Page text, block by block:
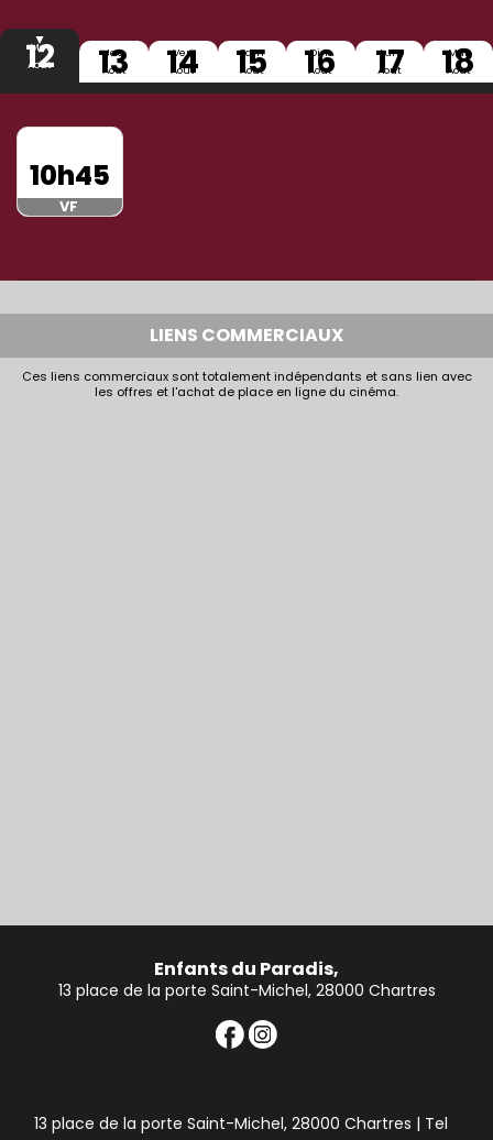
Mer
12
Aout
Jeu
13
Aout
Ven
14
Aout
Sam
15
Aout
Dim
16
Aout
Lun
17
Aout
Mar
18
Aout
10h45
VF
LIENS COMMERCIAUX
Ces liens commerciaux sont totalement indépendants et sans lien avec
les offres et l'achat de place en ligne du cinéma.
Enfants du Paradis,
13 place de la porte Saint-Michel, 28000 Chartres
13 place de la porte Saint-Michel, 28000 Chartres | Tel